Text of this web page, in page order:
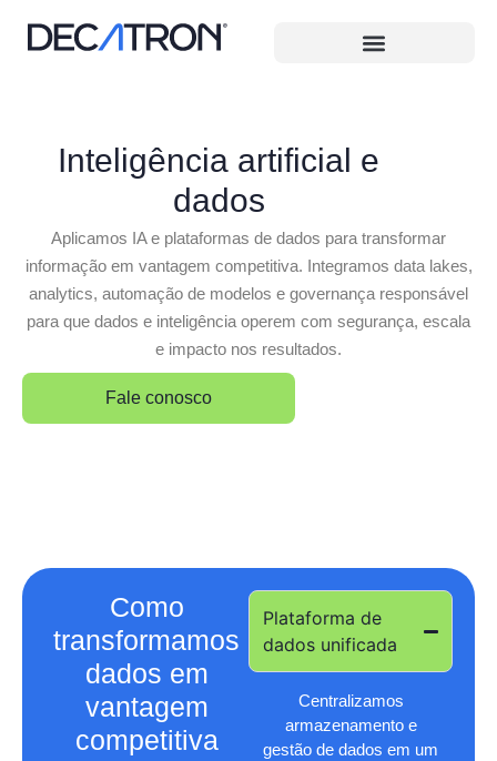
Inteligência artificial e
dados
Aplicamos IA e plataformas de dados para transformar
informação em vantagem competitiva. Integramos data lakes,
analytics, automação de modelos e governança responsável
para que dados e inteligência operem com segurança, escala
e impacto nos resultados.
Fale conosco
Como
transformamos
dados em
vantagem
competitiva
Plataforma de
dados unificada
Centralizamos
armazenamento e
gestão de dados em um